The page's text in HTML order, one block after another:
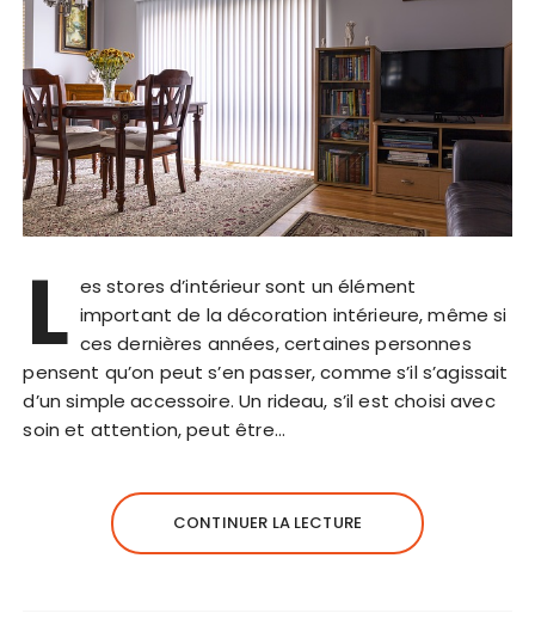
L es stores d’intérieur sont un élément
important de la décoration intérieure, même si
ces dernières années, certaines personnes
pensent qu’on peut s’en passer, comme s’il s’agissait
d’un simple accessoire. Un rideau, s’il est choisi avec
soin et attention, peut être…
CONTINUER LA LECTURE